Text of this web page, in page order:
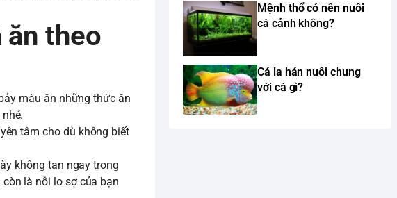
ăn theo
màu ăn những thức ăn
tâm cho dù không biết
không tan ngay trong
là nỗi lo sợ của bạn
Mệnh thổ có nên nuôi
cá cảnh không?
Cá la hán nuôi chung
với cá gì?